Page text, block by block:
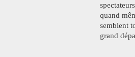
quand
semblent
grand